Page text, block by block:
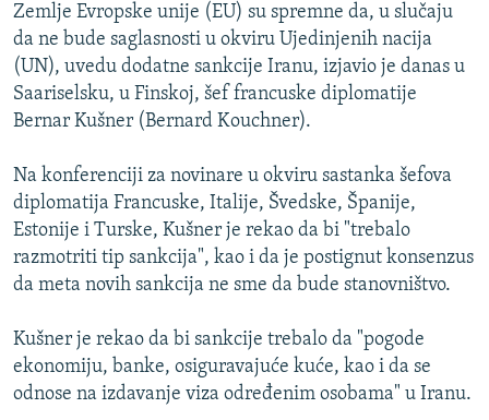
FOTOGALERIJE
INFOGRAFIKE
RAT U UKRAJINI
KINA NA BALKANU
RSE PRIČE IZ SVIJETA
ISPRIČAJ MI
DNEVNO@RSE
SPECIJALI RSE
VIŠE OD NASLOVA
GENOCID U SREBRENICI
POPLAVE I KLIZIŠTA U BIH 2024.
TV LIBERTY
PRATITE NAS
Sve RFE/RL stranice
Zemlje Evropske unije (EU) su spremne da, u slučaju
da ne bude saglasnosti u okviru Ujedinjenih nacija
(UN), uvedu dodatne sankcije Iranu, izjavio je danas u
Saariselsku, u Finskoj, šef francuske diplomatije
Bernar Kušner (Bernard Kouchner).
Na konferenciji za novinare u okviru sastanka šefova
diplomatija Francuske, Italije, Švedske, Španije,
Estonije i Turske, Kušner je rekao da bi "trebalo
razmotriti tip sankcija", kao i da je postignut konsenzus
da meta novih sankcija ne sme da bude stanovništvo.
Kušner je rekao da bi sankcije trebalo da "pogode
ekonomiju, banke, osiguravajuće kuće, kao i da se
odnose na izdavanje viza određenim osobama" u Iranu.